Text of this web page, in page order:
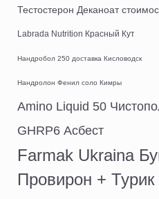
Тестостерон Деканоат
Labrada Nutrition Красный Кут
Нандробол 250 доставка Кисловодск
Нандролон Фенил соло Кимры
Amino Liquid 50
GHRP6 Асбест
Farmak Ukraina
Провирон +